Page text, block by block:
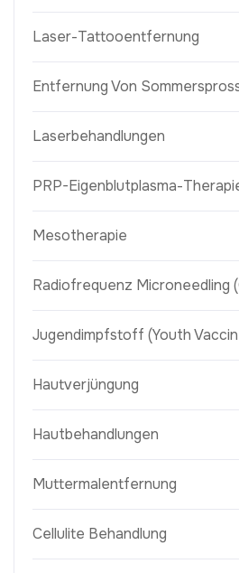
Laser-Tattooentfernung
Entfernung Von
Laserbehandlungen
PRP-Eigenblutplasma-
Mesotherapie
Radiofrequenz Microneedling
Jugendimpfstoff (Youth
Hautverjüngung
Hautbehandlungen
Muttermalentfernung
Cellulite Behandlung